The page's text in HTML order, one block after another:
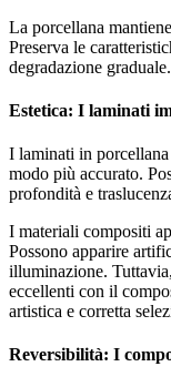
La porcellana
Preserva le
degradazione
Estetica: I laminati
I laminati in
modo più accurato.
profondità e
I materiali compositi
Possono apparire
illuminazione.
eccellenti con il
artistica e corretta
Reversibilità: I